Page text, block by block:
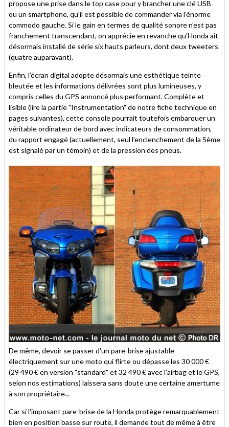
propose une prise dans le top case pour y brancher une clé USB
ou un smartphone, qu'il est possible de commander via l'énorme
commodo gauche. Si le gain en termes de qualité sonore n'est pas
franchement transcendant, on apprécie en revanche qu'Honda ait
désormais installé de série six hauts parleurs, dont deux tweeters
(quatre auparavant).
Enfin, l'écran digital adopte désormais une esthétique teinte
bleutée et les informations délivrées sont plus lumineuses, y
compris celles du GPS annoncé plus performant. Complète et
lisible (lire la partie "Instrumentation" de notre fiche technique en
pages suivantes), cette console pourrait toutefois embarquer un
véritable ordinateur de bord avec indicateurs de consommation,
du rapport engagé (actuellement, seul l'enclenchement de la 5ème
est signalé par un témoin) et de la pression des pneus.
De même, devoir se passer d'un pare-brise ajustable
électriquement sur une moto qui flirte ou dépasse les 30 000 €
(29 490 € en version "standard" et 32 490 € avec l'airbag et le GPS,
selon nos estimations) laissera sans doute une certaine amertume
à son propriétaire...
Car si l'imposant pare-brise de la Honda protège remarquablement
bien en position basse sur route, il demande tout de même à être